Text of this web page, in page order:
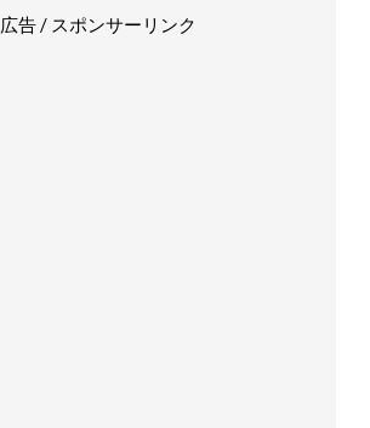
広告 / スポンサーリンク